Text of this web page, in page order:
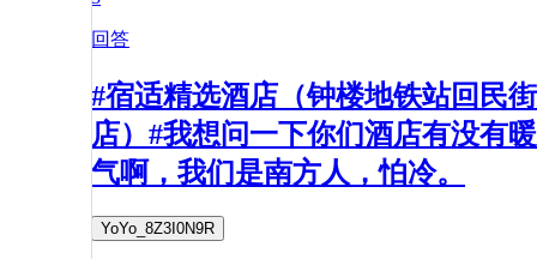
回答
#宿适精选酒店（钟楼地铁站回民街
店）#我想问一下你们酒店有没有暖
气啊，我们是南方人，怕冷。
YoYo_8Z3I0N9R